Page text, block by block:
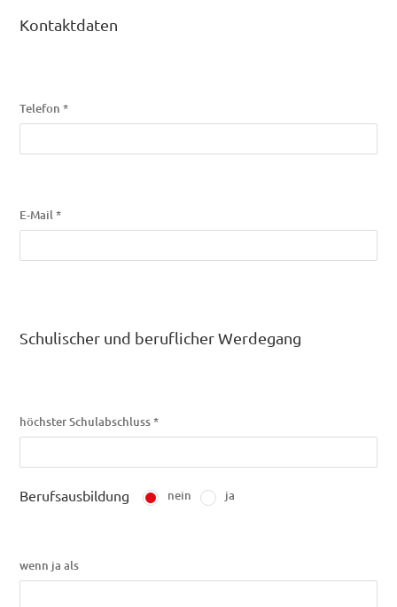
Kontaktdaten
Telefon *
E-Mail *
Schulischer und beruflicher Werdegang
höchster Schulabschluss *
Berufsausbildung nein ja
wenn ja als